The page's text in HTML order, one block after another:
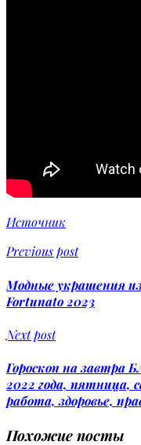
Источник
Previous post
Модные украшения
Fortunato 2023
Next post
Гороскоп на завтра
2022 года,
работа, здоровье,
Похожие посты